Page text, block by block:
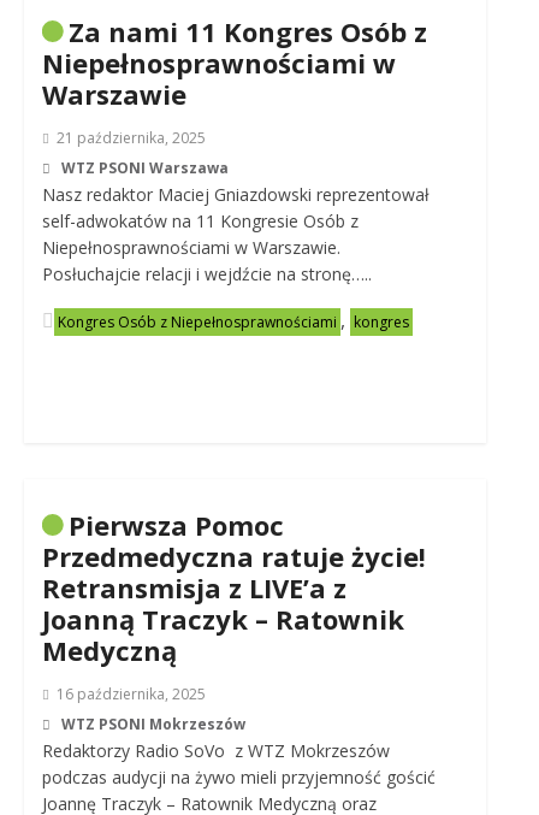
Za nami 11 Kongres Osób z
Niepełnosprawnościami w
Warszawie
21 października, 2025
WTZ PSONI Warszawa
Nasz redaktor Maciej Gniazdowski reprezentował
self-adwokatów na 11 Kongresie Osób z
Niepełnosprawnościami w Warszawie.
Posłuchajcie relacji i wejdźcie na stronę…..
Kongres Osób z Niepełnosprawnościami , kongres
Pierwsza Pomoc
Przedmedyczna ratuje życie!
Retransmisja z LIVE’a z
Joanną Traczyk – Ratownik
Medyczną
16 października, 2025
WTZ PSONI Mokrzeszów
Redaktorzy Radio SoVo z WTZ Mokrzeszów
podczas audycji na żywo mieli przyjemność gościć
Joannę Traczyk – Ratownik Medyczną oraz